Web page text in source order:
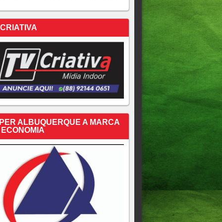
ALBUQUERQUE A MARCA
ECONOMIA